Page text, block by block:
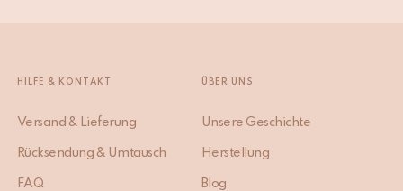
HILFE & KONTAKT
Versand & Lieferung
Rücksendung & Umtausch
FAQ
ÜBER UNS
Unsere Geschichte
Herstellung
Blog